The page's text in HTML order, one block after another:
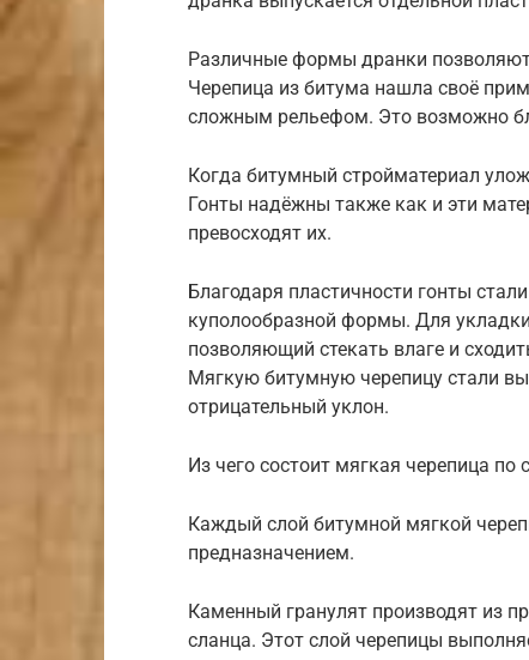
Различные формы дранки
Черепица из битума нашла своё
сложным рельефом. Это возможно
Когда битумный стройматериал
Гонты надёжны также как и эти
превосходят их.
Благодаря пластичности гонты
куполообразной формы. Для
позволяющий стекать влаге и
Мягкую битумную черепицу стали
отрицательный уклон.
Из чего состоит мягкая черепица
Каждый слой битумной мягкой
предназначением.
Каменный гранулят производят из
сланца. Этот слой черепицы